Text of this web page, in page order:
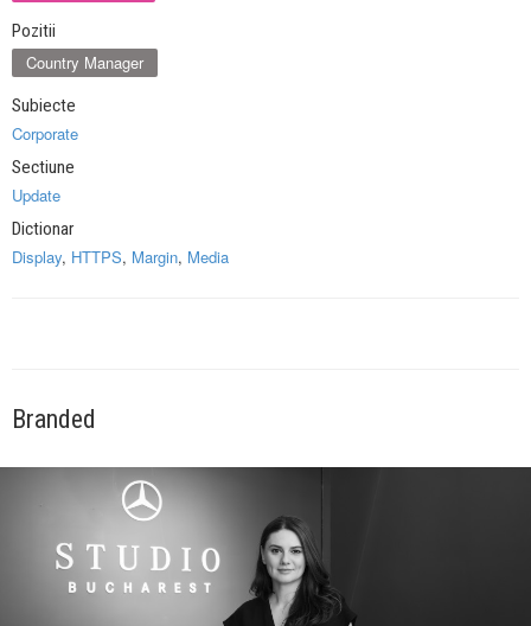
Pozitii
Country Manager
Subiecte
Corporate
Sectiune
Update
Dictionar
Display, HTTPS, Margin, Media
Branded